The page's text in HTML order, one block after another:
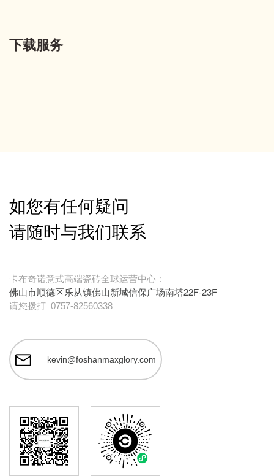
下载服务
如您有任何疑问
请随时与我们联系
卡布奇诺意式高端瓷砖全球运营中心：
佛山市顺德区乐从镇佛山新城信保广场南塔22F-23F
请您拨打 0757-82560338
kevin@foshanmaxglory.com